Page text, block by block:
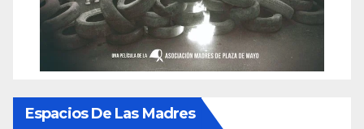
Espacios De Las Madres